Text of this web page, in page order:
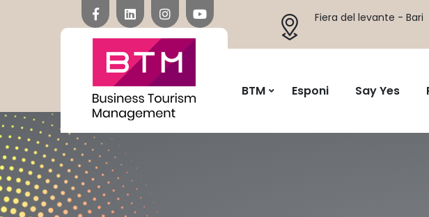
Fiera del levante - Bari
BTM Esponi Say Yes